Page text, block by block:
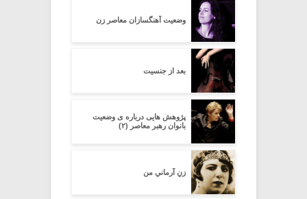
وضعیت آهنگسازان معاصر زن
بعد از جنسیت
پژوهش هایی درباره ی وضعیت
بانوان رهبر معاصر (۲)
زنِ آرمانیِ من